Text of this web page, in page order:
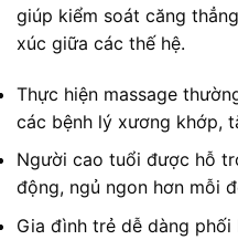
giúp kiểm soát căng
xúc giữa các thế hệ.
Thực hiện massage
các bệnh lý xương khớp,
Người cao tuổi được hỗ
động, ngủ ngon hơn mỗi
Gia đình trẻ dễ dàng